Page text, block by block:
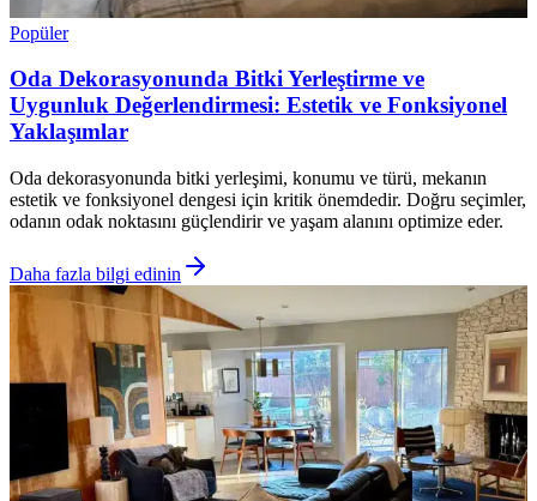
Popüler
Oda Dekorasyonunda Bitki Yerleştirme ve
Uygunluk Değerlendirmesi: Estetik ve Fonksiyonel
Yaklaşımlar
Oda dekorasyonunda bitki yerleşimi, konumu ve türü, mekanın
estetik ve fonksiyonel dengesi için kritik önemdedir. Doğru seçimler,
odanın odak noktasını güçlendirir ve yaşam alanını optimize eder.
Daha fazla bilgi edinin